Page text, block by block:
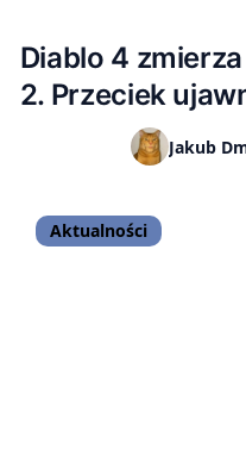
Diablo 4
2. Przeciek
Aktualności